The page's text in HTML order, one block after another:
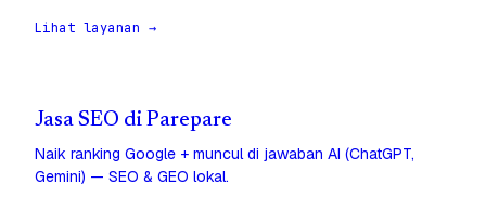
Lihat layanan →
Jasa SEO di Parepare
Naik ranking Google + muncul di jawaban AI (ChatGPT,
Gemini) — SEO & GEO lokal.